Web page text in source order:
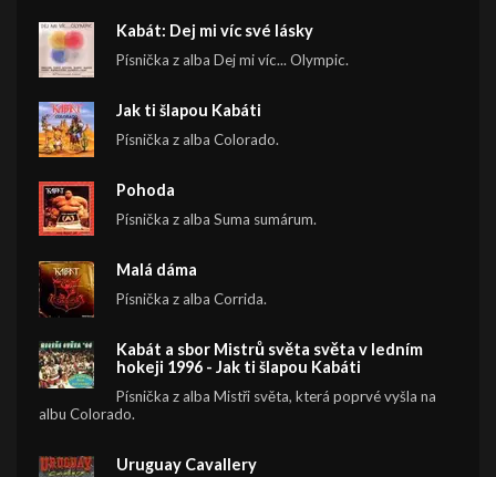
Kabát: Dej mi víc své lásky
Písnička z alba Dej mi víc... Olympic.
Jak ti šlapou Kabáti
Písnička z alba Colorado.
Pohoda
Písnička z alba Suma sumárum.
Malá dáma
Písnička z alba Corrida.
Kabát a sbor Mistrů světa světa v ledním
hokeji 1996 - Jak ti šlapou Kabáti
Písnička z alba Mistři světa, která poprvé vyšla na
albu Colorado.
Uruguay Cavallery